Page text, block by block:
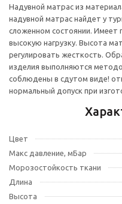
Надувной матрас из
надувной матрас найдет у
сложенном состоянии. Имеет
высокую нагрузку. Высота
регулировать жесткость.
изделия выполняются
соблюдены в сдутом виде!
нормальный допуск при
Цвет
Макс давление, мБар
Морозостойкость ткани
Длина
Высота